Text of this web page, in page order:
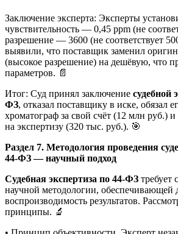
Заключение эксперта: Эксперты
чувствительность — 0,45 ppm (не
разрешение — 3600 (не соответствует
выявили, что поставщик заменил
(высокое разрешение) на дешёвую, что
параметров. 📄
Итог: Суд принял заключение судебной
ФЗ, отказал поставщику в иске, обязал
хроматограф за свой счёт (12 млн руб.) и
на экспертизу (320 тыс. руб.). 🎯
Раздел 7. Методология проведения
44-ФЗ — научный подход
Судебная экспертиза по 44-ФЗ требует
научной методологии, обеспечивающей
воспроизводимость результатов.
принципы. 🔬